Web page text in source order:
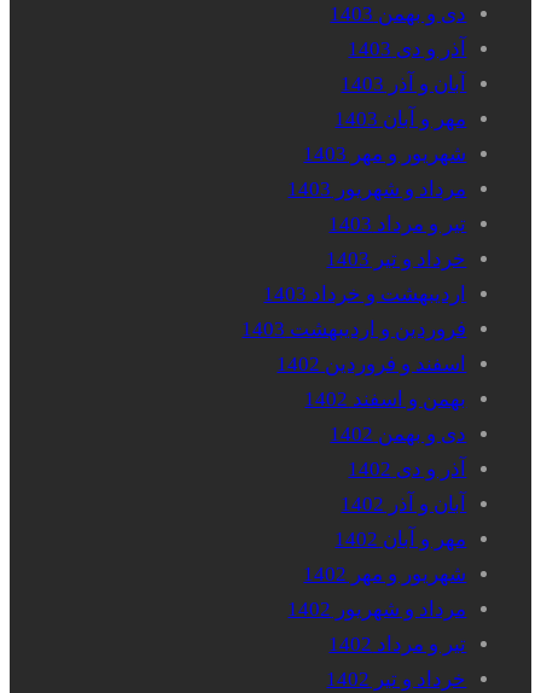
دی و بهمن 1403
آذر و دی 1403
آبان و آذر 1403
مهر و آبان 1403
شهریور و مهر 1403
مرداد و شهریور 1403
تیر و مرداد 1403
خرداد و تیر 1403
اردیبهشت و خرداد 1403
فروردین و اردیبهشت 1403
اسفند و فروردین 1402
بهمن و اسفند 1402
دی و بهمن 1402
آذر و دی 1402
آبان و آذر 1402
مهر و آبان 1402
شهریور و مهر 1402
مرداد و شهریور 1402
تیر و مرداد 1402
خرداد و تیر 1402